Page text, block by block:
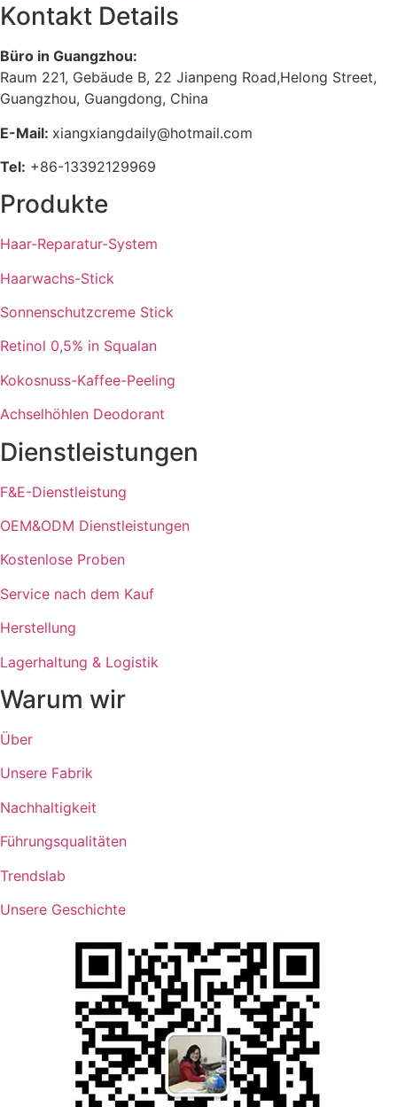
Kontakt Details
Büro in Guangzhou:
Raum 221, Gebäude B, 22 Jianpeng Road,Helong Street,
Guangzhou, Guangdong, China
E-Mail: xiangxiangdaily@hotmail.com
Tel: +86-13392129969
Produkte
Haar-Reparatur-System
Haarwachs-Stick
Sonnenschutzcreme Stick
Retinol 0,5% in Squalan
Kokosnuss-Kaffee-Peeling
Achselhöhlen Deodorant
Dienstleistungen
F&E-Dienstleistung
OEM&ODM Dienstleistungen
Kostenlose Proben
Service nach dem Kauf
Herstellung
Lagerhaltung & Logistik
Warum wir
Über
Unsere Fabrik
Nachhaltigkeit
Führungsqualitäten
Trendslab
Unsere Geschichte